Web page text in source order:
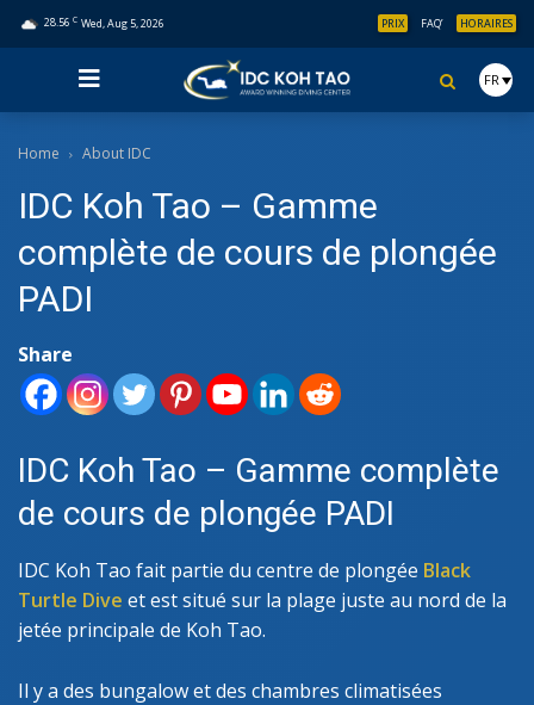
28.56 C Wed, Aug 5, 2026 PRIX FAQ’ HORAIRES
FR
Home About IDC
IDC Koh Tao – Gamme
complète de cours de plongée
PADI
Share
IDC Koh Tao – Gamme complète
de cours de plongée PADI
IDC Koh Tao fait partie du centre de plongée Black
Turtle Dive et est situé sur la plage juste au nord de la
jetée principale de Koh Tao.
Il y a des bungalow et des chambres climatisées